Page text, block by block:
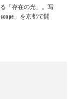
「存在の光」。写
」を京都で開